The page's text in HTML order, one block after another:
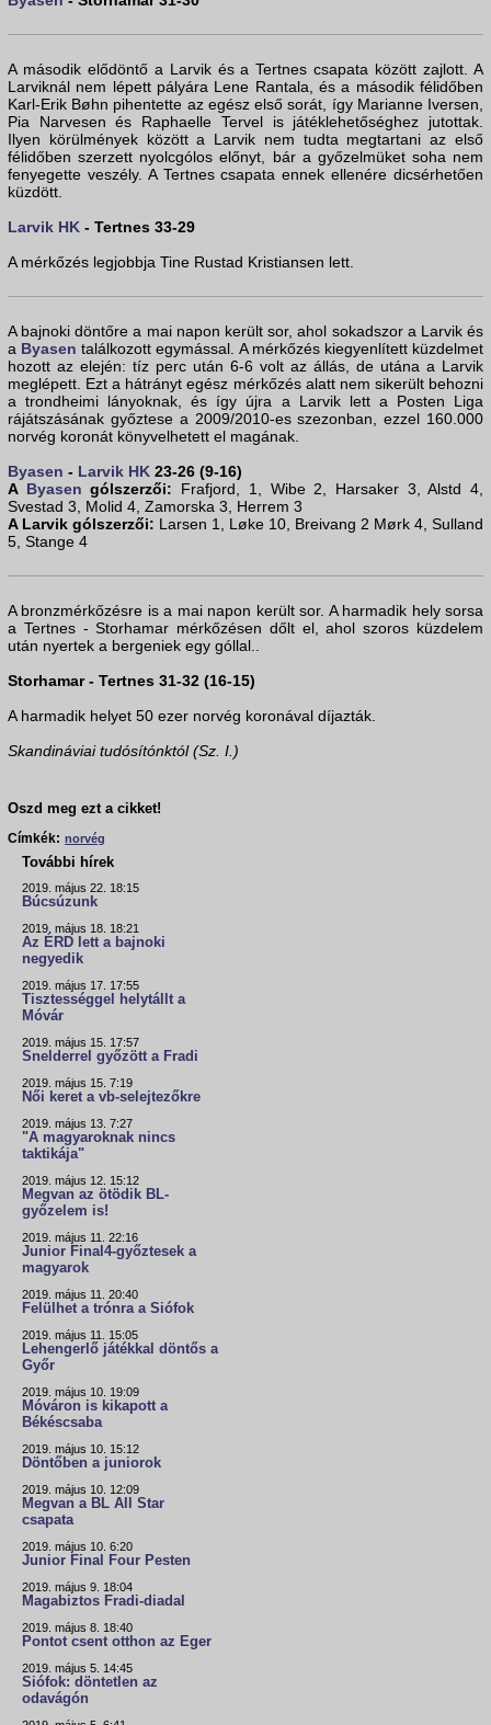
A második elődöntő a Larvik és a Tertnes csapata között zajlott. A
Larviknál nem lépett pályára Lene Rantala, és a második félidőben
Karl-Erik Bøhn pihentette az egész első sorát, így Marianne Iversen,
Pia Narvesen és Raphaelle Tervel is játéklehetőséghez jutottak.
Ilyen körülmények között a Larvik nem tudta megtartani az első
félidőben szerzett nyolcgólos előnyt, bár a győzelmüket soha nem
fenyegette veszély. A Tertnes csapata ennek ellenére dicsérhetően
küzdött.
Larvik HK - Tertnes 33-29
A mérkőzés legjobbja Tine Rustad Kristiansen lett.
A bajnoki döntőre a mai napon került sor, ahol sokadszor a Larvik és
a Byasen találkozott egymással. A mérkőzés kiegyenlített küzdelmet
hozott az elején: tíz perc után 6-6 volt az állás, de utána a Larvik
meglépett. Ezt a hátrányt egész mérkőzés alatt nem sikerült behozni
a trondheimi lányoknak, és így újra a Larvik lett a Posten Liga
rájátszásának győztese a 2009/2010-es szezonban, ezzel 160.000
norvég koronát könyvelhetett el magának.
Byasen - Larvik HK 23-26 (9-16)
A Byasen gólszerzői: Frafjord, 1, Wibe 2, Harsaker 3, Alstd 4,
Svestad 3, Molid 4, Zamorska 3, Herrem 3
A Larvik gólszerzői: Larsen 1, Løke 10, Breivang 2 Mørk 4, Sulland
5, Stange 4
A bronzmérkőzésre is a mai napon került sor. A harmadik hely sorsa
a Tertnes - Storhamar mérkőzésen dőlt el, ahol szoros küzdelem
után nyertek a bergeniek egy góllal..
Storhamar - Tertnes 31-32 (16-15)
A harmadik helyet 50 ezer norvég koronával díjazták.
Skandináviai tudósítónktól (Sz. I.)
Oszd meg ezt a cikket!
Címkék: norvég
További hírek
2019. május 22. 18:15
Búcsúzunk
2019. május 18. 18:21
Az ÉRD lett a bajnoki
negyedik
2019. május 17. 17:55
Tisztességgel helytállt a
Móvár
2019. május 15. 17:57
Snelderrel győzött a Fradi
2019. május 15. 7:19
Női keret a vb-selejtezőkre
2019. május 13. 7:27
"A magyaroknak nincs
taktikája"
2019. május 12. 15:12
Megvan az ötödik BL-
győzelem is!
2019. május 11. 22:16
Junior Final4-győztesek a
magyarok
2019. május 11. 20:40
Felülhet a trónra a Siófok
2019. május 11. 15:05
Lehengerlő játékkal döntős a
Győr
2019. május 10. 19:09
Móváron is kikapott a
Békéscsaba
2019. május 10. 15:12
Döntőben a juniorok
2019. május 10. 12:09
Megvan a BL All Star
csapata
2019. május 10. 6:20
Junior Final Four Pesten
2019. május 9. 18:04
Magabiztos Fradi-diadal
2019. május 8. 18:40
Pontot csent otthon az Eger
2019. május 5. 14:45
Siófok: döntetlen az
odavágón